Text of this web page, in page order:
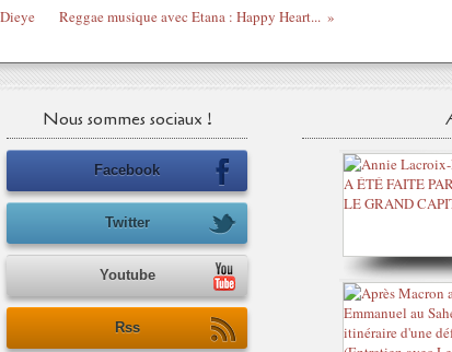
Reggae musique avec Etana : Happy Heart...
Nous sommes sociaux !
Facebook
Twitter
Youtube
Rss